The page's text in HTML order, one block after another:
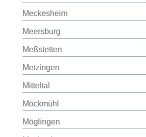
Meckesheim
Meersburg
Meßstetten
Metzingen
Mitteltal
Möckmühl
Möglingen